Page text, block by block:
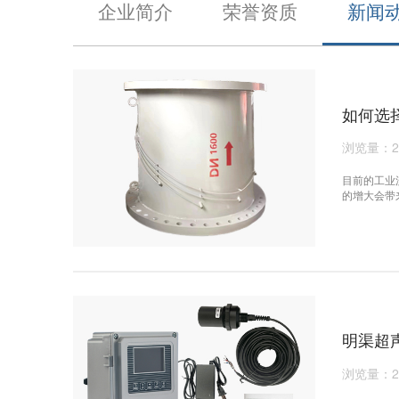
企业简介 荣誉资质 新闻
如何选
浏览量：
目前的工
的增大会
明渠超
浏览量：